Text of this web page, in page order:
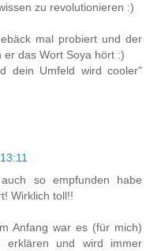
zu revolutionieren :)
mal probiert und der
das Wort Soya hört :)
dein Umfeld wird cooler"
so empfunden habe
Wirklich toll!!
Anfang war es (für mich)
erklären und wird immer